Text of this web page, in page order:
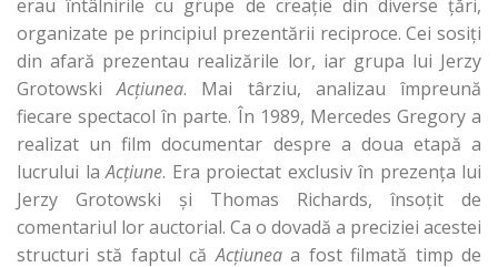
erau întâlnirile cu grupe de creaţie din diverse ţări,
organizate pe principiul prezentării reciproce. Cei sosiţi
din afară prezentau realizările lor, iar grupa lui Jerzy
GrotowskiAcţiunea. Mai târziu, analizau împreună
fiecare spectacol în parte. În 1989, Mercedes Gregory a
realizat un film documentar despre a doua etapă a
lucrului laAcţiune. Era proiectat exclusiv în prezenţa lui
Jerzy Grotowski şi Thomas Richards, însoţit de
comentariul lor auctorial. Ca o dovadă a preciziei acestei
structuri stă faptul căAcţiuneaa fost filmată timp de